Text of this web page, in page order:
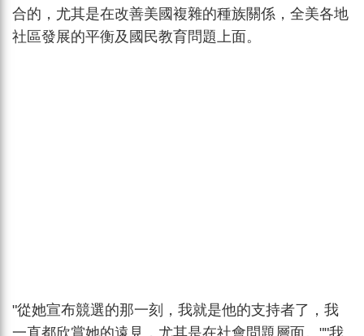
合的，尤其是在改善美國複雜的種族關係，全美各地
社區發展的平衡及國民教育問題上面。
"從她宣布競選的那一刻，我就是他的支持者了，我
一直都欣賞她的遠見，尤其是在社會問題層面。""我